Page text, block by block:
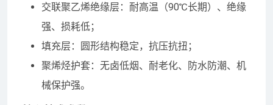
交联聚乙烯绝缘层：耐高温（90℃长期）、绝缘
强、损耗低；
填充层：圆形结构稳定，抗压抗扭；
聚烯烃护套：无卤低烟、耐老化、防水防潮、机
械保护强。